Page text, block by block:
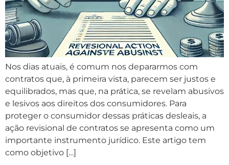
Nos dias atuais, é comum nos depararmos com
contratos que, à primeira vista, parecem ser justos e
equilibrados, mas que, na prática, se revelam abusivos
e lesivos aos direitos dos consumidores. Para
proteger o consumidor dessas práticas desleais, a
ação revisional de contratos se apresenta como um
importante instrumento jurídico. Este artigo tem
como objetivo […]